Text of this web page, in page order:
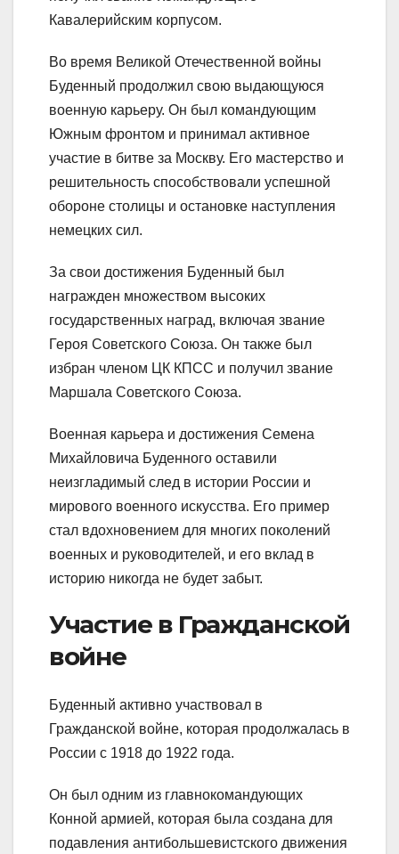
Кавалерийским корпусом.
Во время Великой Отечественной войны
Буденный продолжил свою выдающуюся
военную карьеру. Он был командующим
Южным фронтом и принимал активное
участие в битве за Москву. Его мастерство и
решительность способствовали успешной
обороне столицы и остановке наступления
немецких сил.
За свои достижения Буденный был
награжден множеством высоких
государственных наград, включая звание
Героя Советского Союза. Он также был
избран членом ЦК КПСС и получил звание
Маршала Советского Союза.
Военная карьера и достижения Семена
Михайловича Буденного оставили
неизгладимый след в истории России и
мирового военного искусства. Его пример
стал вдохновением для многих поколений
военных и руководителей, и его вклад в
историю никогда не будет забыт.
Участие в Гражданской
войне
Буденный активно участвовал в
Гражданской войне, которая продолжалась в
России с 1918 до 1922 года.
Он был одним из главнокомандующих
Конной армией, которая была создана для
подавления антибольшевистского движения